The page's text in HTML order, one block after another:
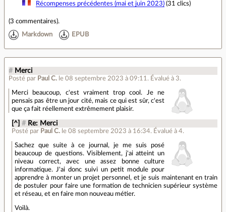
Récompenses précédentes (mai et juin 2023)(31 clics)
(3 commentaires).
Markdown EPUB
# Merci
Posté par Paul C. le 08 septembre 2023 à 09:11 . Évalué à 3.
Merci beaucoup, c'est vraiment trop cool. Je ne
pensais pas être un jour cité, mais ce qui est sûr, c'est
que ça fait réellement extrêmement plaisir.
[^] # Re: Merci
Posté par Paul C. le 08 septembre 2023 à 16:34. Évalué à4.
Sachez que suite à ce journal, je me suis posé
beaucoup de questions. Visiblement, j'ai atteint un
niveau correct, avec une assez bonne culture
informatique. J'ai donc suivi un petit module pour
apprendre à monter un projet personnel, et je suis maintenant en train
de postuler pour faire une formation de technicien supérieur système
et réseau, et en faire mon nouveau métier.
Voilà.